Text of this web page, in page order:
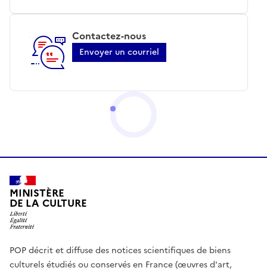
Contactez-nous
Envoyer un courriel
MINISTÈRE
DE LA CULTURE
POP décrit et diffuse des notices scientifiques de biens
culturels étudiés ou conservés en France (œuvres d'art,